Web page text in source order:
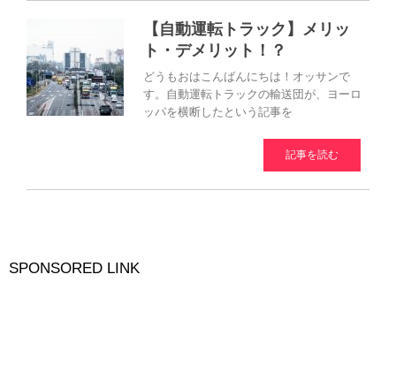
【自動運転トラック】メリッ
ト・デメリット！？
どうもおはこんばんにちは！オッサンで
す。自動運転トラックの輸送団が、ヨーロ
ッパを横断したという記事を
記事を読む
SPONSORED LINK